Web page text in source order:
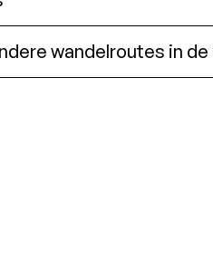
wandelroutes in de